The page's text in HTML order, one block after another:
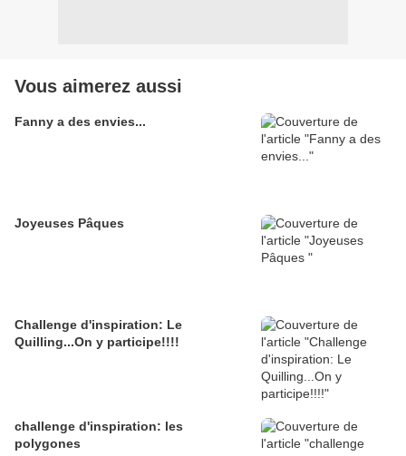
Vous aimerez aussi
Fanny a des envies...
Joyeuses Pâques
Challenge d'inspiration: Le
Quilling...On y participe!!!!
challenge d'inspiration: les
polygones